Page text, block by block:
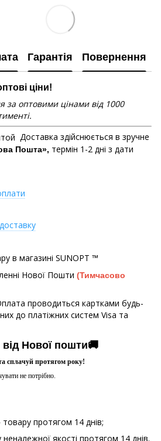
Гарантія Повернення
ціни!
за оптовими цінами від 1000
Доставка здійснюється в зручне
Пошта», термін 1-2 дні з дати
в магазині SUNOPT ™
Нової Пошти (Тимчасово
проводиться картками будь-
до платіжних систем Visa та
Нової пошти🚚
сплачуй протягом року!
не потрібно.
протягом 14 днів;
якості протягом 14 днів.